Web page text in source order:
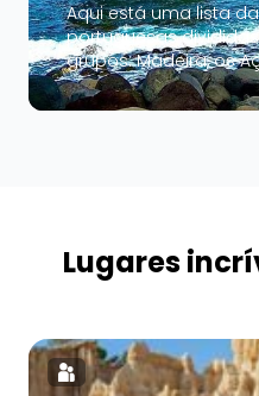
Aqui está uma lista
portuguesas
grupos: Madeira, os
ilhas notáveis do
oferecem diversos
Lugares